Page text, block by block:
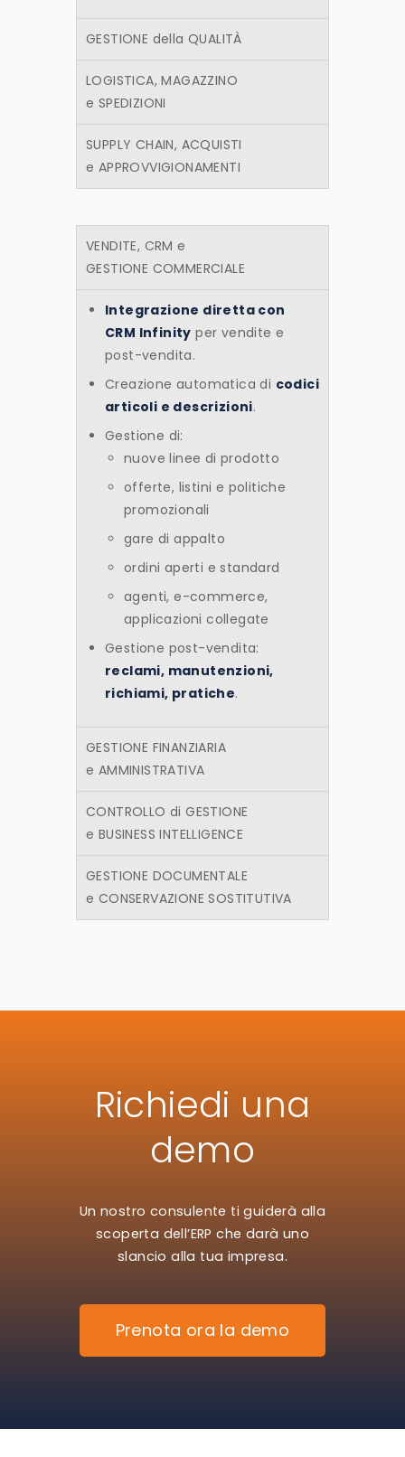
GESTIONE della QUALITÀ
LOGISTICA, MAGAZZINO
e SPEDIZIONI
SUPPLY CHAIN, ACQUISTI
e APPROVVIGIONAMENTI
VENDITE, CRM e
GESTIONE COMMERCIALE
Integrazione diretta con
CRM Infinity per vendite e
post-vendita.
Creazione automatica di codici
articoli e descrizioni.
Gestione di:
nuove linee di prodotto
offerte, listini e politiche
promozionali
gare di appalto
ordini aperti e standard
agenti, e-commerce,
applicazioni collegate
Gestione post-vendita:
reclami, manutenzioni,
richiami, pratiche.
GESTIONE FINANZIARIA
e AMMINISTRATIVA
CONTROLLO di GESTIONE
e BUSINESS INTELLIGENCE
GESTIONE DOCUMENTALE
e CONSERVAZIONE SOSTITUTIVA
Richiedi una
demo
Un nostro consulente ti guiderà alla
scoperta dell’ERP che darà uno
slancio alla tua impresa.
Prenota ora la demo